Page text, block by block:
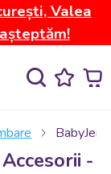
Valea
BabyJem
-